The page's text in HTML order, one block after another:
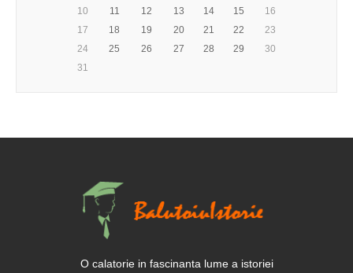
10
11 12 13 14 15
16
17
18 19 20 21 22
23
24
25 26 27 28 29
30
31
O calatorie in fascinanta lume a istoriei